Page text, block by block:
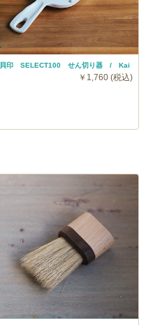
貝印 SELECT100 せん切り器 / Kai
￥1,760 (税込)